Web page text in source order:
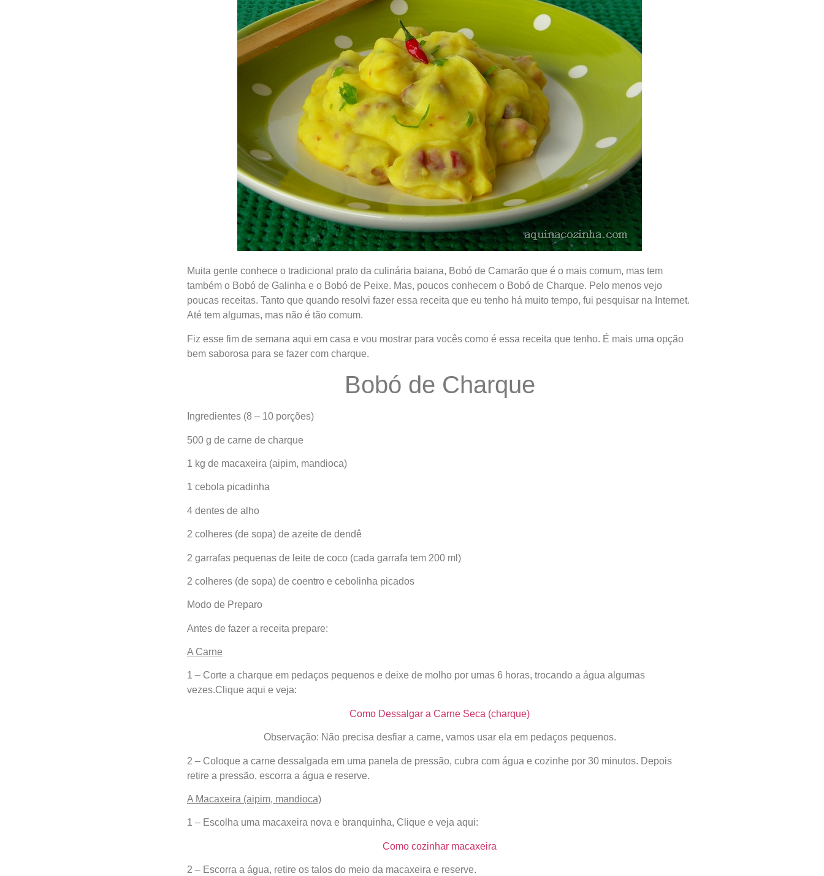
Muita gente conhece o tradicional prato da culinária baiana, Bobó de Camarão que é o mais comum, mas tem
também o Bobó de Galinha e o Bobó de Peixe. Mas, poucos conhecem o Bobó de Charque. Pelo menos vejo
poucas receitas. Tanto que quando resolvi fazer essa receita que eu tenho há muito tempo, fui pesquisar na Internet.
Até tem algumas, mas não é tão comum.
Fiz esse fim de semana aqui em casa e vou mostrar para vocês como é essa receita que tenho. É mais uma opção
bem saborosa para se fazer com charque.
Bobó de Charque
Ingredientes (8 – 10 porções)
500 g de carne de charque
1 kg de macaxeira (aipim, mandioca)
1 cebola picadinha
4 dentes de alho
2 colheres (de sopa) de azeite de dendê
2 garrafas pequenas de leite de coco (cada garrafa tem 200 ml)
2 colheres (de sopa) de coentro e cebolinha picados
Modo de Preparo
Antes de fazer a receita prepare:
A Carne
1 – Corte a charque em pedaços pequenos e deixe de molho por umas 6 horas, trocando a água algumas
vezes.Clique aqui e veja:
Como Dessalgar a Carne Seca (charque)
Observação: Não precisa desfiar a carne, vamos usar ela em pedaços pequenos.
2 – Coloque a carne dessalgada em uma panela de pressão, cubra com água e cozinhe por 30 minutos. Depois
retire a pressão, escorra a água e reserve.
A Macaxeira (aipim, mandioca)
1 – Escolha uma macaxeira nova e branquinha, Clique e veja aqui:
Como cozinhar macaxeira
2 – Escorra a água, retire os talos do meio da macaxeira e reserve.